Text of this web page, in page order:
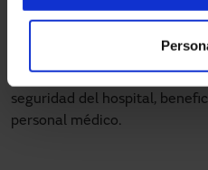
acristaladas, que cumplen
esenciales en entornos
seguridad del hospital,
personal médico.